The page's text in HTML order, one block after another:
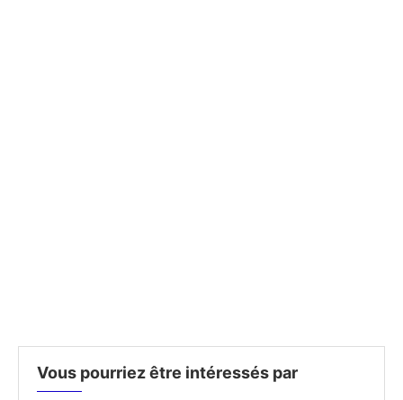
Vous pourriez être intéressés par